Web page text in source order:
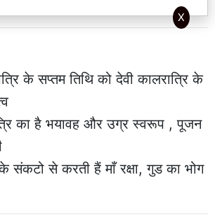
के सप्तम तिथि को देवी कालरात्रि के
का है भयावह और उग्र स्वरूप , पूजन
संकटो से करती हैं माँ रक्षा, गुड का भोग
X